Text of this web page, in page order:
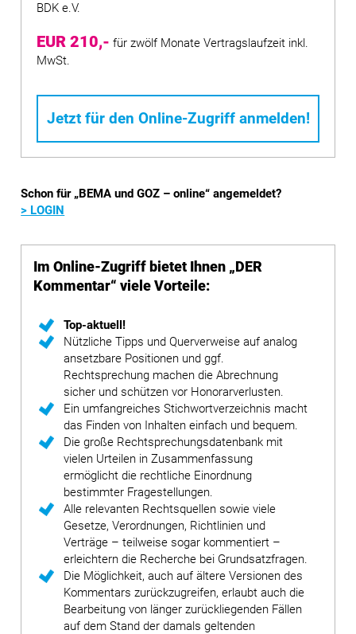
BDK e.V.
EUR 210,- für zwölf Monate Vertragslaufzeit inkl.
MwSt.
Jetzt für den Online-Zugriff anmelden!
Schon für „BEMA und GOZ – online“ angemeldet?
> LOGIN
Im Online-Zugriff bietet Ihnen „DER
Kommentar“ viele Vorteile:
Top-aktuell!
Nützliche Tipps und Querverweise auf analog
ansetzbare Positionen und ggf.
Rechtsprechung machen die Abrechnung
sicher und schützen vor Honorarverlusten.
Ein umfangreiches Stichwortverzeichnis macht
das Finden von Inhalten einfach und bequem.
Die große Rechtsprechungsdatenbank mit
vielen Urteilen in Zusammenfassung
ermöglicht die rechtliche Einordnung
bestimmter Fragestellungen.
Alle relevanten Rechtsquellen sowie viele
Gesetze, Verordnungen, Richtlinien und
Verträge – teilweise sogar kommentiert –
erleichtern die Recherche bei Grundsatzfragen.
Die Möglichkeit, auch auf ältere Versionen des
Kommentars zurückzugreifen, erlaubt auch die
Bearbeitung von länger zurückliegenden Fällen
auf dem Stand der damals geltenden